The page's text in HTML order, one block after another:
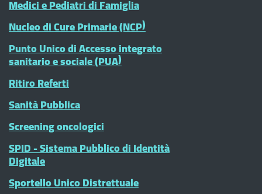
Medici e Pediatri di Famiglia
Nucleo di Cure Primarie (NCP)
Punto Unico di Accesso integrato
sanitario e sociale (PUA)
Ritiro Referti
Sanità Pubblica
Screening oncologici
SPID - Sistema Pubblico di Identità
Digitale
Sportello Unico Distrettuale